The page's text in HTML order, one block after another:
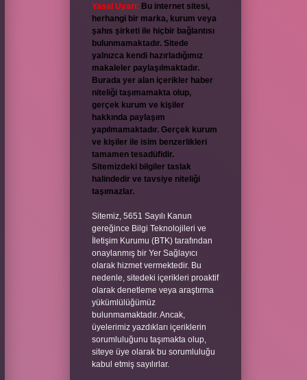
Yasal Uyarı: Bu internet sitesi,
herhangi bir marka, kurum veya
şahıs şirketi ile hiçbir bağlantısı
bulunmamaktadır. Sitede
yalnızca kendi hazırladığımız
makaleler paylaşılmaktadır.
Burada yer alan içerikler haber
niteliği taşımamakta olup,
gerçek kurum ve kişiler
hakkında paylaşım
yapılmamaktadır. Gerçek kurum
ve kişiler ile isim benzerlikleri
tamamen tesadüfidir.
Sitemizdeki bilgiler taslak
halindedir ve tavsiye niteliği
taşımazlar.
Sitemiz, 5651 Sayılı Kanun
gereğince Bilgi Teknolojileri ve
İletişim Kurumu (BTK) tarafından
onaylanmış bir Yer Sağlayıcı
olarak hizmet vermektedir. Bu
nedenle, sitedeki içerikleri proaktif
olarak denetleme veya araştırma
yükümlülüğümüz
bulunmamaktadır. Ancak,
üyelerimiz yazdıkları içeriklerin
sorumluluğunu taşımakta olup,
siteye üye olarak bu sorumluluğu
kabul etmiş sayılırlar.